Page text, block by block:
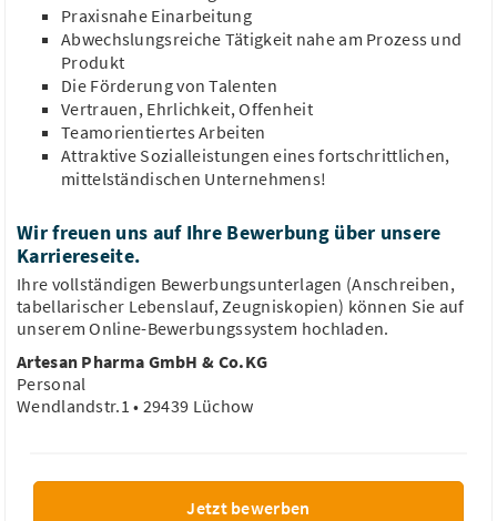
Praxisnahe Einarbeitung
Abwechslungsreiche Tätigkeit nahe am Prozess und
Produkt
Die Förderung von Talenten
Vertrauen, Ehrlichkeit, Offenheit
Teamorientiertes Arbeiten
Attraktive Sozialleistungen eines fortschrittlichen,
mittelständischen Unternehmens!
Wir freuen uns auf Ihre Bewerbung über unsere
Karriereseite.
Ihre vollständigen Bewerbungsunterlagen (Anschreiben,
tabellarischer Lebenslauf, Zeugniskopien) können Sie auf
unserem Online-Bewerbungssystem hochladen.
Artesan Pharma GmbH & Co.KG
Personal
Wendlandstr.1 • 29439 Lüchow
Jetzt bewerben
Chemielaborant, CTA - Qualitätskontrolle
(m/w/d)
THOR GmbH
Speyer, Rheinland-Pfalz
34.014,6 €/Jahr
Qualitätskontrolle HPLC GC Analytik Prüfmittel
Pharmazeut, Ingenieur als Qualitätsmanager
- Arzneimittel, GMP (m/w/d)
Wedel, Schleswig-Holstein
Homeoffice möglich